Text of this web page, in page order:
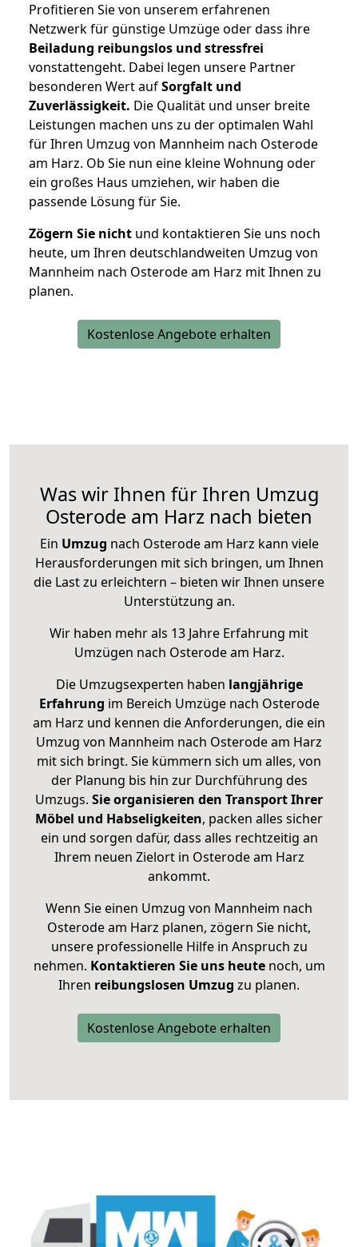
Profitieren Sie von unserem erfahrenen
Netzwerk für günstige Umzüge oder dass ihre
Beiladung reibungslos und stressfrei
vonstattengeht. Dabei legen unsere Partner
besonderen Wert aufSorgfalt und
Zuverlässigkeit. Die Qualität und unser breite
Leistungen machen uns zu der optimalen Wahl
für Ihren Umzug von Mannheim nach Osterode
am Harz. Ob Sie nun eine kleine Wohnung oder
ein großes Haus umziehen, wir haben die
passende Lösung für Sie.
Zögern Sie nicht und kontaktieren Sie uns noch
heute, um Ihren deutschlandweiten Umzug von
Mannheim nach Osterode am Harz mit Ihnen zu
planen.
Kostenlose Angebote erhalten
Was wir Ihnen für Ihren Umzug
Osterode am Harz nach bieten
Ein Umzug nach Osterode am Harz kann viele
Herausforderungen mit sich bringen, um Ihnen
die Last zu erleichtern – bieten wir Ihnen unsere
Unterstützung an.
Wir haben mehr als 13 Jahre Erfahrung mit
Umzügen nach Osterode am Harz.
Die Umzugsexperten haben langjährige
Erfahrung im Bereich Umzüge nach Osterode
am Harz und kennen die Anforderungen, die ein
Umzug von Mannheim nach Osterode am Harz
mit sich bringt. Sie kümmern sich um alles, von
der Planung bis hin zur Durchführung des
Umzugs. Sie organisieren den Transport Ihrer
Möbel und Habseligkeiten, packen alles sicher
ein und sorgen dafür, dass alles rechtzeitig an
Ihrem neuen Zielort in Osterode am Harz
ankommt.
Wenn Sie einen Umzug von Mannheim nach
Osterode am Harz planen, zögern Sie nicht,
unsere professionelle Hilfe in Anspruch zu
nehmen. Kontaktieren Sie uns heutenoch, um
Ihren reibungslosen Umzug zu planen.
Kostenlose Angebote erhalten